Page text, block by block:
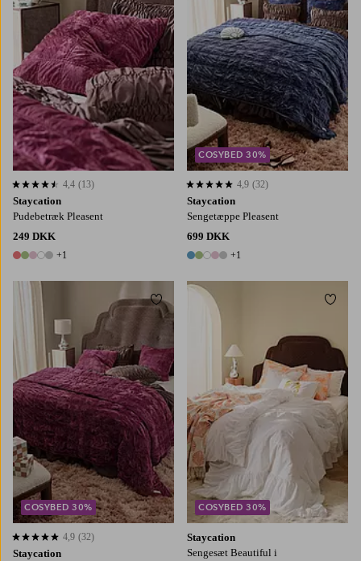
Staycation
Pudebetræk Pleasent
249 DKK
6 farver
+1
4,4 baseret på 13 bedømmelser
4,4 (13)
Staycation
Sengetæppe Pleasent
699 DKK
6 farver
+1
4,9 baseret på 32 bedømmelser
4,9 (32)
COSYBED 30%
Staycation
4,9 baseret på 32 bedømmelser
4,9 (32)
COSYBED 30%
Tilføj til favoritter
150X250 180X260 260X260
Staycation
Sengesæt Beautiful i
COSYBED 30%